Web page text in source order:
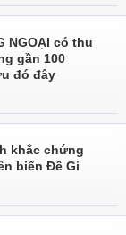
NGOẠI có thu
gần 100
đó đây
khắc chứng
biển Đề Gi